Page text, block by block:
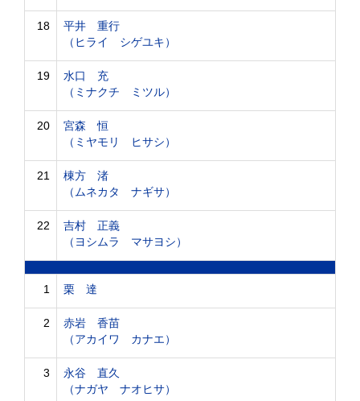
18
平井 重行
（ヒライ シゲユキ）
19
水口 充
（ミナクチ ミツル）
20
宮森 恒
（ミヤモリ ヒサシ）
21
棟方 渚
（ムネカタ ナギサ）
22
吉村 正義
（ヨシムラ マサヨシ）
1 栗 達
2
赤岩 香苗
（アカイワ カナエ）
3
永谷 直久
（ナガヤ ナオヒサ）